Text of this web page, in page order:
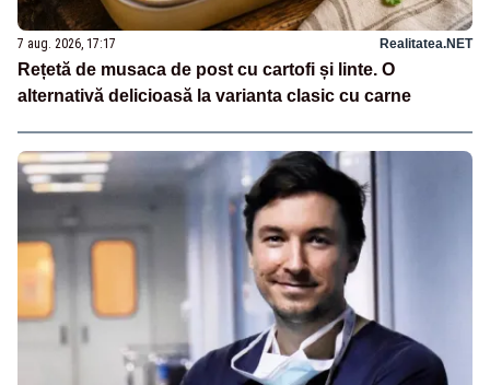
7 aug. 2026, 17:17 Realitatea.NET
Rețetă de musaca de post cu cartofi și linte. O
alternativă delicioasă la varianta clasic cu carne